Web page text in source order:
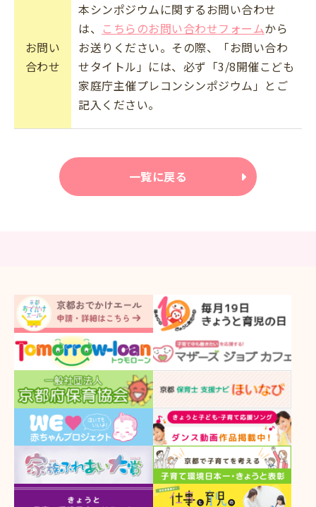
お問い
合わせ
本シンポジウムに関するお問い合わせ
は、 こちらのお問い合わせフォームから
お送りください。​その際、「お問い合わ
せタイトル」には、必ず「3/8開催こども
家庭庁主催プレコンシンポジウム」とご
記入ください。​
一覧に戻る